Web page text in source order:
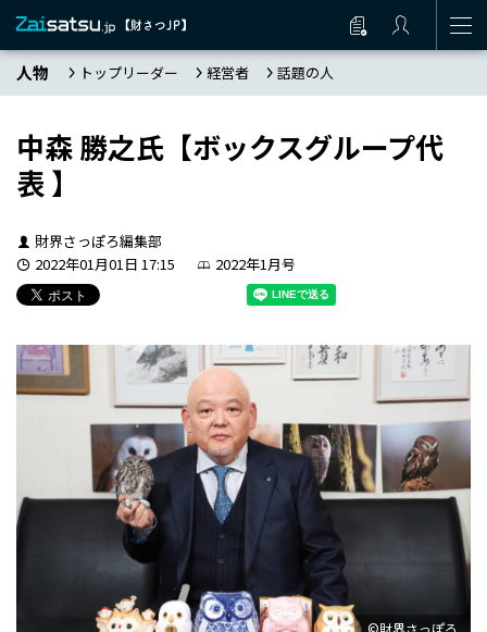
人物 トップリーダー 経営者 話題の人
中森 勝之氏【ボックスグループ代
表 】
財界さっぽろ編集部
2022年01月01日 17:15
2022年1月号
©財界さっぽろ